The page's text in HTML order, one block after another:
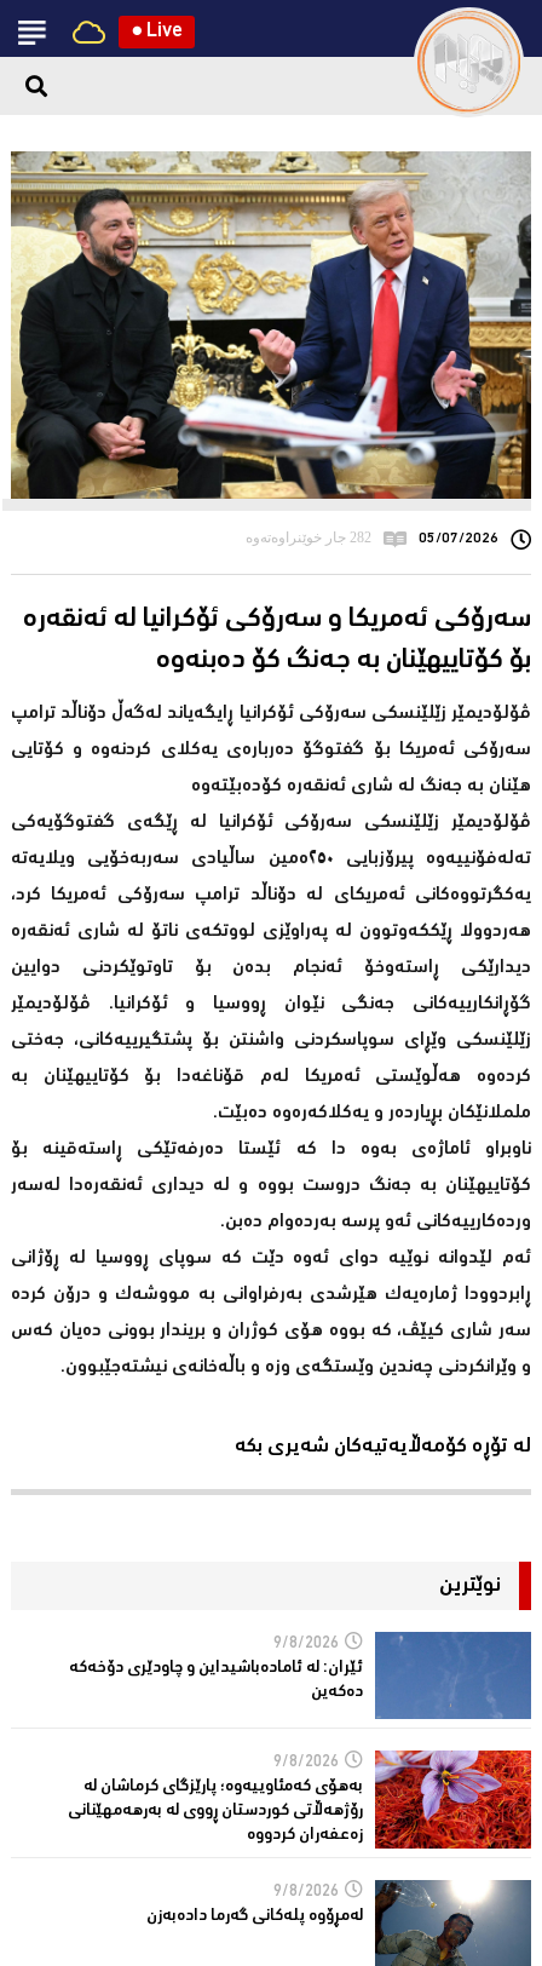
● Live
05/07/2026 282 جار خوێنراوەتەوە
سەرۆکی ئەمریکا و سەرۆکی ئۆکرانیا لە ئەنقەرە
بۆ کۆتاییهێنان بە جەنگ کۆ دەبنەوە
ڤۆلۆدیمێر زێلێنسکی سەرۆکی ئۆکرانیا ڕایگەیاند لەگەڵ دۆناڵد ترامپ
سەرۆکی ئەمریکا بۆ گفتوگۆ دەربارەی یەکلای کردنەوە و کۆتایی
هێنان بە جەنگ لە شاری ئەنقەرە کۆدەبێتەوە
ڤۆلۆدیمێر زێلێنسکی سەرۆکی ئۆکرانیا لە ڕێگەی گفتوگۆیەکی
تەلەفۆنییەوە پیرۆزبایی ‎٢٥٠‎ەمین ساڵیادی سەربەخۆیی ویلایەتە
یەکگرتووەکانی ئەمریکای لە دۆناڵد ترامپ سەرۆکی ئەمریکا کرد،
هەردوولا ڕێککەوتوون لە پەراوێزی لووتکەی ناتۆ لە شاری ئەنقەرە
دیدارێکی ڕاستەوخۆ ئەنجام بدەن بۆ تاوتوێکردنی دوایین
گۆڕانکارییەکانی جەنگی نێوان ڕووسیا و ئۆکرانیا. ڤۆلۆدیمێر
زێلێنسکی وێڕای سوپاسکردنی واشنتن بۆ پشتگیرییەکانی، جەختی
کردەوە هەڵوێستی ئەمریکا لەم قۆناغەدا بۆ کۆتاییهێنان بە
ململانێکان بڕیاردەر و یەکلاکەرەوە دەبێت.
ناوبراو ئاماژەی بەوە دا کە ئێستا دەرفەتێکی ڕاستەقینە بۆ
کۆتاییهێنان بە جەنگ دروست بووە و لە دیداری ئەنقەرەدا لەسەر
وردەکارییەکانی ئەو پرسە بەردەوام دەبن.
ئەم لێدوانە نوێیە دوای ئەوە دێت کە سوپای ڕووسیا لە ڕۆژانی
ڕابردوودا ژمارەیەک هێرشدی بەرفراوانی بە مووشەک و درۆن کردە
سەر شاری کیێڤ، کە بووە هۆی کوژران و بریندار بوونی دەیان کەس
و وێرانکردنی چەندین وێستگەی وزە و باڵەخانەی نیشتەجێبوون.
لە تۆڕە کۆمەڵایەتیەکان شەیری بکە
نوێترین
9/8/2026
ئێران: له‌ ئاماده‌باشیداین و چاودێری دۆخه‌كه‌
ده‌كه‌ین
9/8/2026
بەهۆی کەمئاوییەوە؛ پارێزگاى کرماشان لە
رۆژهەڵاتى کوردستان ڕووى لە بەرهەمهێنانى
زەعفەران کردووە
9/8/2026
له‌مڕۆوه‌ پله‌كانی گه‌رما داده‌به‌زن